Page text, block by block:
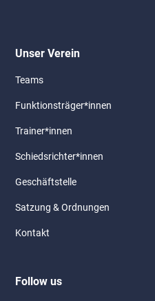
Unser Verein
Teams
Funktionsträger*innen
Trainer*innen
Schiedsrichter*innen
Geschäftstelle
Satzung & Ordnungen
Kontakt
Follow us